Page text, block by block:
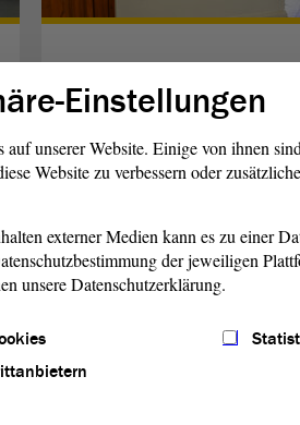
Gedenktafel für
von NS-Verfolgung
DerLandtagerinnert mit einer
Gedenktafel an 87ehemalige
weiterlesen
Einstellungen
unserer Website. Einige von ihnen
Website zu verbessern oder
externer Medien kann es zu einer
der jeweiligen
unsere Datenschutzerklärung.